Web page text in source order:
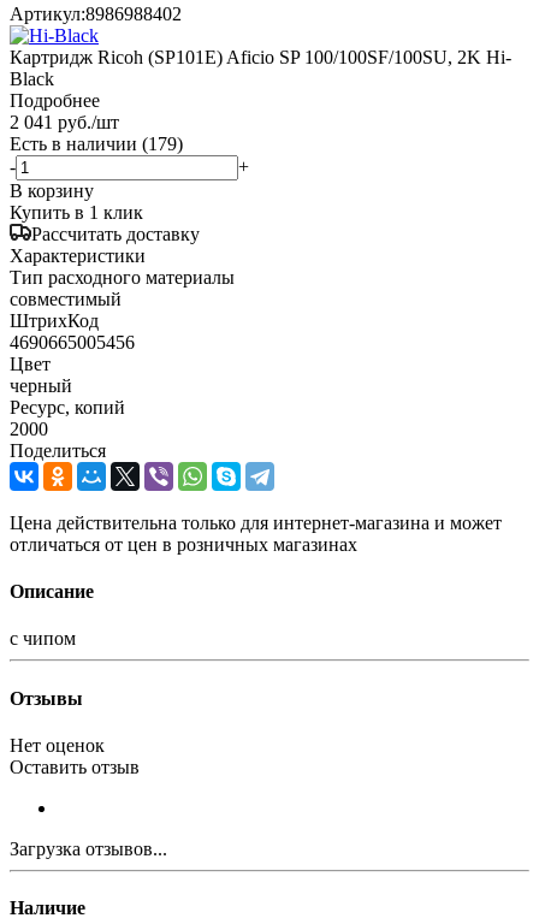
Артикул:8986988402
Картридж Ricoh (SP101E) Aficio SP 100/100SF/100SU, 2K Hi-
Black
Подробнее
2 041 руб./шт
Есть в наличии (179)
-
+
В корзину
Купить в 1 клик
Рассчитать доставку
Характеристики
Тип расходного материалы
совместимый
ШтрихКод
4690665005456
Цвет
черный
Ресурс, копий
2000
Поделиться
Цена действительна только для интернет-магазина и может
отличаться от цен в розничных магазинах
Описание
с чипом
Отзывы
Нет оценок
Оставить отзыв
Загрузка отзывов...
Наличие